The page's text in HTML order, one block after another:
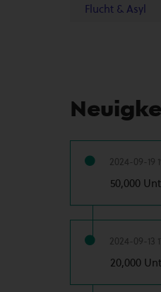
Flucht & Asyl
2024-09-19
50,000
2024-09-13
20,000